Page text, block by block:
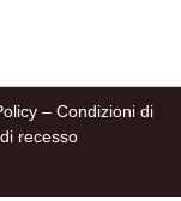
– Condizioni di
recesso